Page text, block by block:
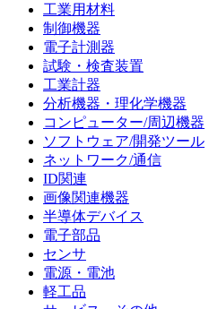
工業用材料
制御機器
電子計測器
試験・検査装置
工業計器
分析機器・理化学機器
コンピューター/周辺機器
ソフトウェア/開発ツール
ネットワーク/通信
ID関連
画像関連機器
半導体デバイス
電子部品
センサ
電源・電池
軽工品